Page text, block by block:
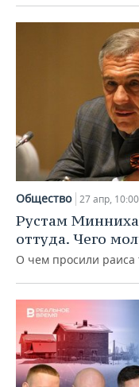
Общество 27 апр, 10:00
Рустам
оттуда. Чего
О чем просили раиса